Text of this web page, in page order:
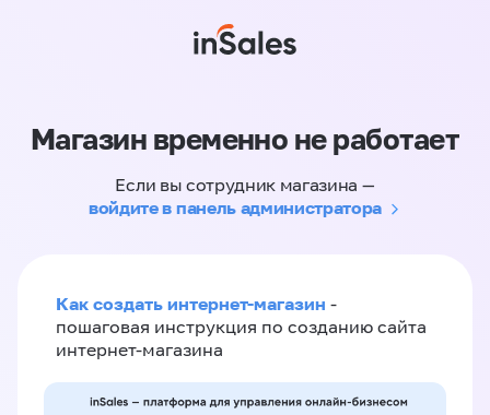
Магазин временно не работает
Если вы сотрудник магазина —
войдите в панель администратора
Как создать интернет-магазин -
пошаговая инструкция по созданию сайта
интернет-магазина